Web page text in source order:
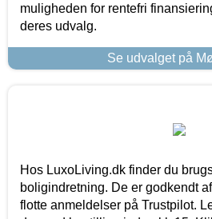
muligheden for rentefri
deres udvalg.
Se udvalget på
Hos LuxoLiving.dk finder du
boligindretning. De er godkendt
flotte anmeldelser på Trustpilot.